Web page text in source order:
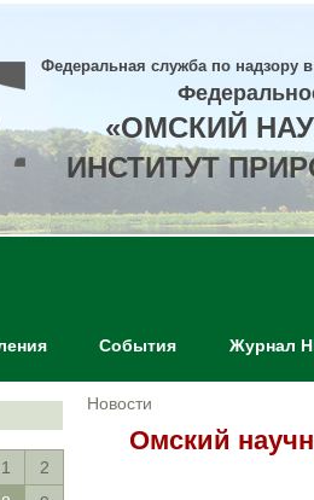
Федеральная служба по надзору
«ОМСКИЙ
ИНСТИТУТ
События Журнал
1
2
Новости
Омский